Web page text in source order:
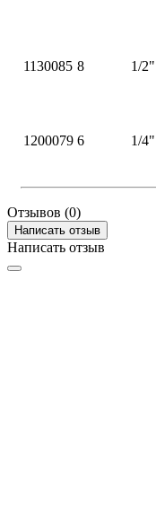
1130085 8 1/2"
1200079 6 1/4"
Отзывов (0)
Написать отзыв
Написать отзыв